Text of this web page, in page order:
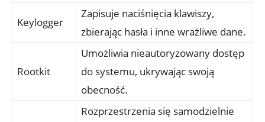
Keylogger
Zapisuje naciśnięcia klawiszy,
zbierając hasła i inne wrażliwe dane.
Rootkit
Umożliwia nieautoryzowany dostęp
do systemu, ukrywając swoją
obecność.
Rozprzestrzenia się samodzielnie